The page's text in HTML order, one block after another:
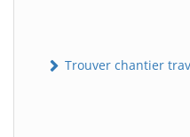
Trouver chantier